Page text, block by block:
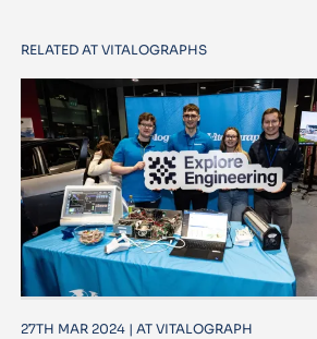
RELATED AT VITALOGRAPHS
27TH MAR 2024 | AT VITALOGRAPH